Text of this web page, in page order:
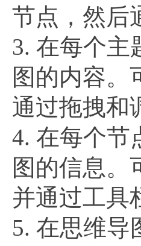
节点，然后
3. 在每个主
图的内容。
通过拖拽和
4. 在每个节
图的信息。
并通过工具
5. 在思维导